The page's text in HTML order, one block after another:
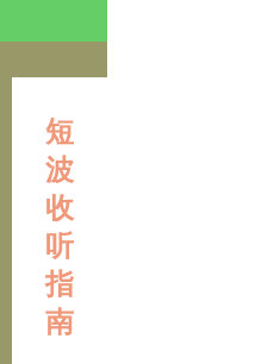
短
波
收
听
指
南